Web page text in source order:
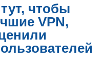
чтобы
VPN,